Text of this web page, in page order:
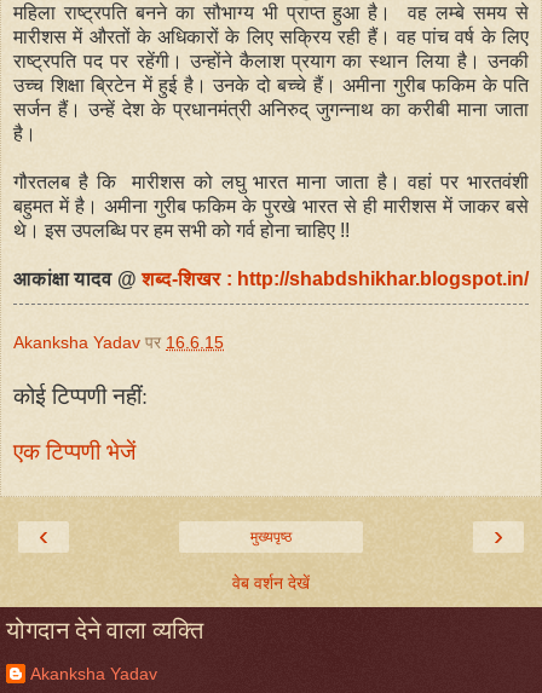
महिला राष्ट्रपति बनने का सौभाग्य भी प्राप्त हुआ है। वह लम्बे समय से
मारीशस में औरतों के अधिकारों के लिए सक्रिय रही हैं। वह पांच वर्ष के लिए
राष्ट्रपति पद पर रहेंगी। उन्होंने कैलाश प्रयाग का स्थान लिया है। उनकी
उच्च शिक्षा ब्रिटेन में हुई है। उनके दो बच्चे हैं। अमीना गुरीब फकिम के पति
सर्जन हैं। उन्हें देश के प्रधानमंत्री अनिरुद् जुगन्नाथ का करीबी माना जाता
है।
गौरतलब है कि मारीशस को लघु भारत माना जाता है। वहां पर भारतवंशी
बहुमत में है। अमीना गुरीब फकिम के पुरखे भारत से ही मारीशस में जाकर बसे
थे। इस उपलब्धि पर हम सभी को गर्व होना चाहिए !!
आकांक्षा यादव @ शब्द-शिखर : http://shabdshikhar.blogspot.in/
Akanksha Yadav पर 16.6.15
कोई टिप्पणी नहीं:
एक टिप्पणी भेजें
‹ ›
मुख्यपृष्ठ
वेब वर्शन देखें
योगदान देने वाला व्यक्ति
Akanksha Yadav